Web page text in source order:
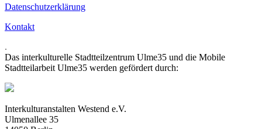
Datenschutzerklärung
Kontakt
.
Das interkulturelle Stadtteilzentrum Ulme35 und die Mobile
Stadtteilarbeit Ulme35 werden gefördert durch:
Interkulturanstalten Westend e.V.
Ulmenallee 35